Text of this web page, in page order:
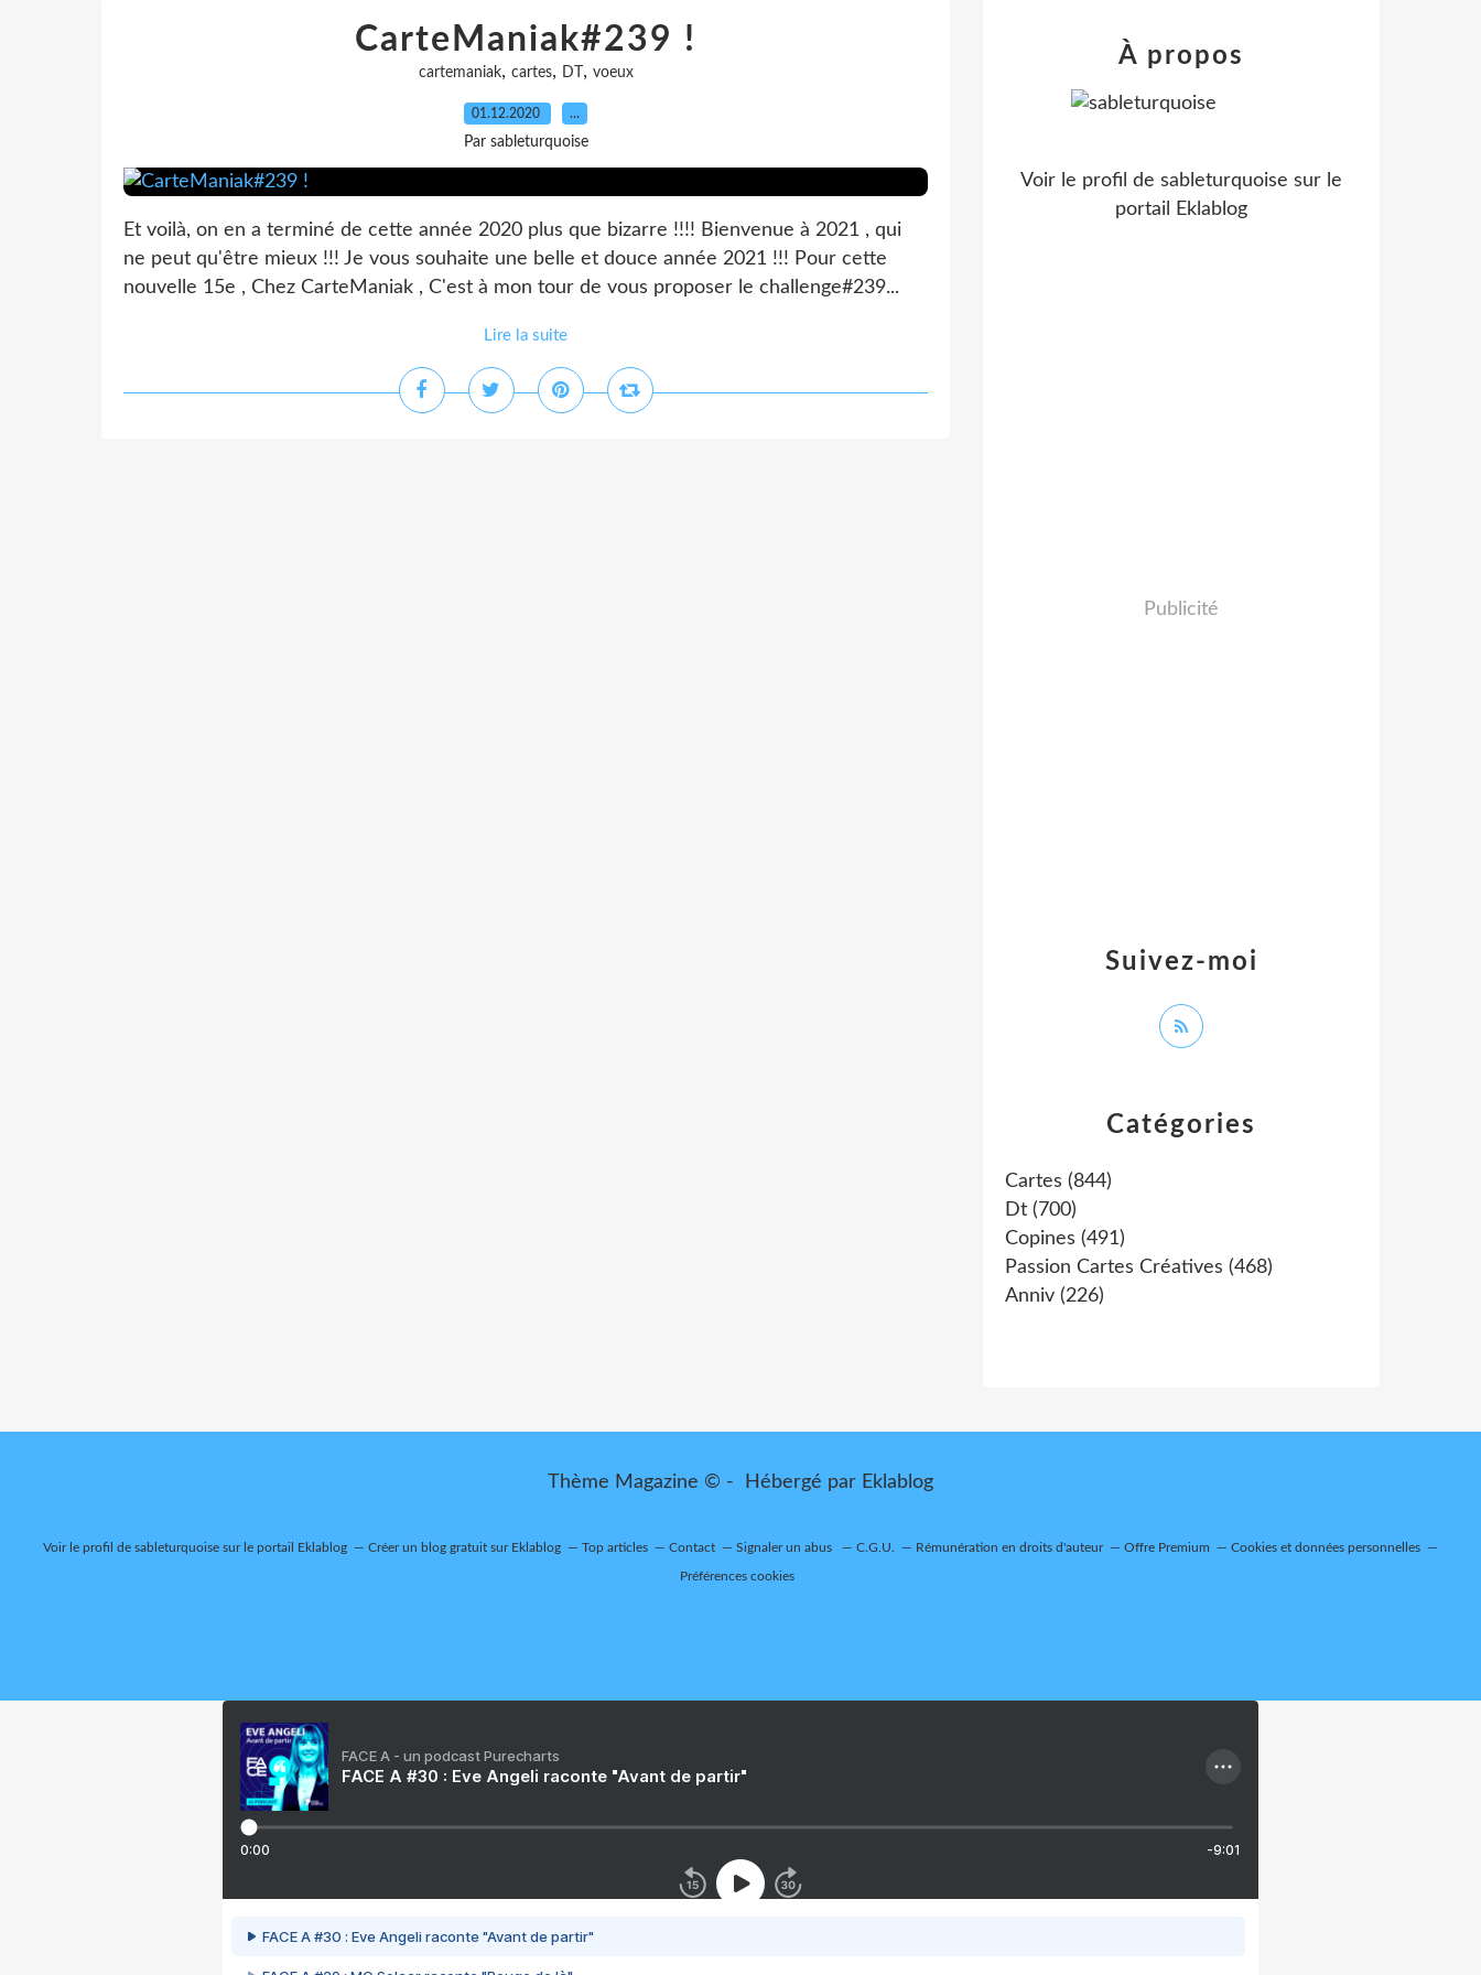
CarteManiak#239 !
cartemaniak, cartes, DT , voeux
01.12.2020 …
Par sableturquoise
Et voilà, on en a terminé de cette année 2020 plus que bizarre !!!! Bienvenue à 2021 , qui
ne peut qu'être mieux !!! Je vous souhaite une belle et douce année 2021 !!! Pour cette
nouvelle 15e , Chez CarteManiak , C'est à mon tour de vous proposer le challenge#239...
Lire la suite
Catégories
Cartes (844)
Dt (700)
Copines (491)
Passion Cartes Créatives (468)
Anniv (226)
Suivez-moi
À propos
Voir le profil de sableturquoise sur le
portail Eklablog
Publicité
Thème Magazine © - Hébergé par Eklablog
Voir le profil de sableturquoise sur le portail Eklablog Créer un blog gratuit sur Eklablog Top articles Contact Signaler un abus C.G.U. Rémunération en droits d'auteur Offre Premium Cookies et données personnelles
Préférences cookies
FACE A - un podcast Purecharts
FACE A #30 : Eve Angeli raconte "Avant de partir"
0:00 -9:01
FACE A #30 : Eve Angeli raconte "Avant de partir"